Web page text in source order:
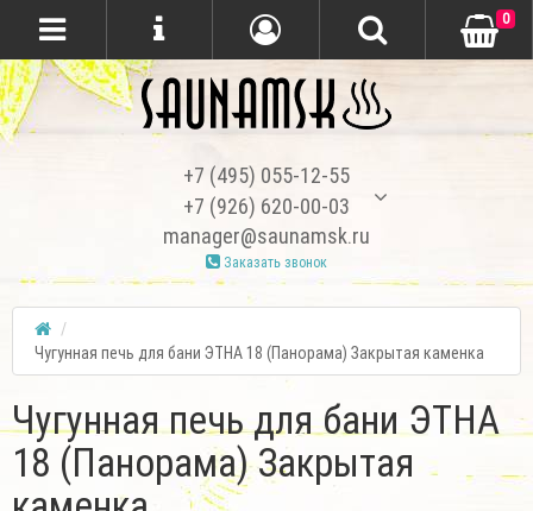
+7 (495) 055-12-55
+7 (926) 620-00-03
manager@saunamsk.ru
Заказать звонок
0
Чугунная печь для бани ЭТНА 18 (Панорама) Закрытая каменка
Чугунная печь для бани ЭТНА
18 (Панорама) Закрытая